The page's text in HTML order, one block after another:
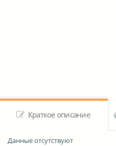
Краткое описание
Данные отсутствуют